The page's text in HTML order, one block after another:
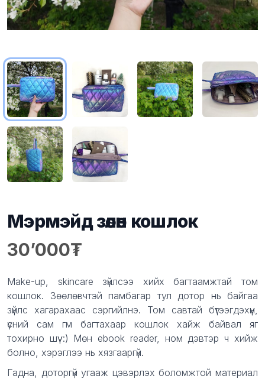
Мэрмэйд зөөлөн кошлок
Product information
30’000
Description
Make-up, skincare зүйлсээ хийх багтаамжтай том
кошлок. Зөөлөвчтэй памбагар тул дотор нь байгаа
зүйлс хагарахаас сэргийлнэ. Том савтай бүтээгдэхүүн,
үсний сам гм багтахаар кошлок хайж байвал яг
тохирно шүү :) Мөн ebook reader, ном дэвтэр ч хийж
болно, хэрэглээ нь хязгааргүй.
Гадна, доторгүй угааж цэвэрлэх боломжтой материал